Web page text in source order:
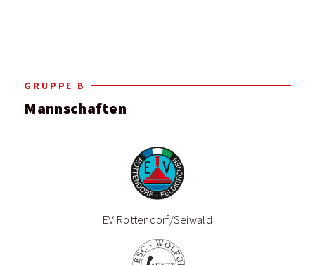
GRUPPE B
Mannschaften
EV Rottendorf/Seiwald